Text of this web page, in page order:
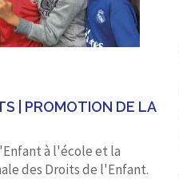
| PROMOTION DE LA
à l'école et la
des Droits de l'Enfant.